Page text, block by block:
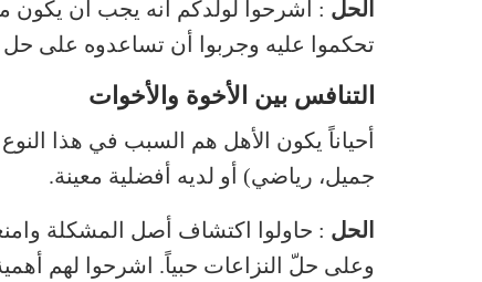
الحل : اشرحوا لولدكم أنه يجب أن يكون
تحكموا عليه وجربوا أن تساعدوه على
التنافس بين الأخوة والأخوات
أحياناً يكون الأهل هم السبب في هذا
جميل، رياضي) أو لديه أفضلية معينة.
الحل : حاولوا اكتشاف أصل المشكلة
وعلى حلّ النزاعات حبياً. اشرحوا لهم